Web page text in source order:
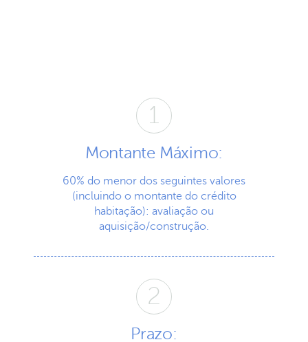
Montante Máximo:
60% do menor dos seguintes valores
(incluindo o montante do crédito
habitação): avaliação ou
aquisição/construção.
Prazo: